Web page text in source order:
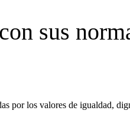
sus
por los valores de igualdad,